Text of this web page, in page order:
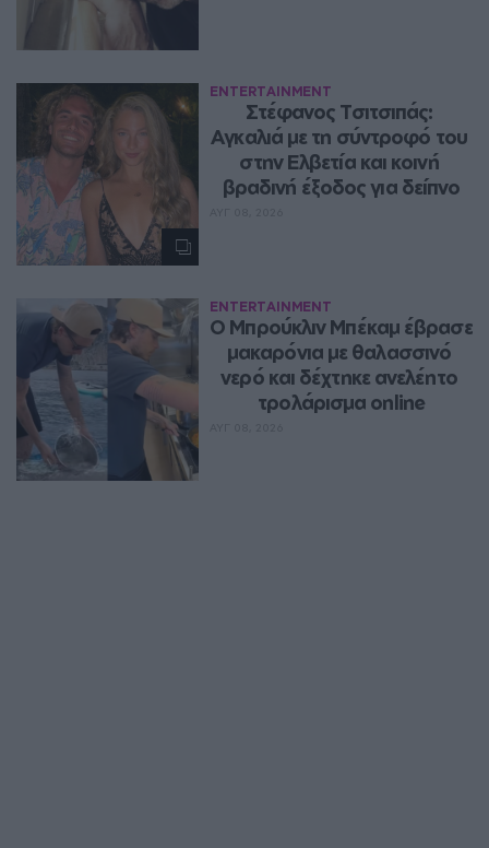
ENTERTAINMENT
Στέφανος Τσιτσιπάς:
Αγκαλιά με τη σύντροφό του
στην Ελβετία και κοινή
βραδινή έξοδος για δείπνο
ENTERTAINMENT
Ο Μπρούκλιν Μπέκαμ έβρασε
μακαρόνια με θαλασσινό
νερό και δέχτηκε ανελέητο
τρολάρισμα online